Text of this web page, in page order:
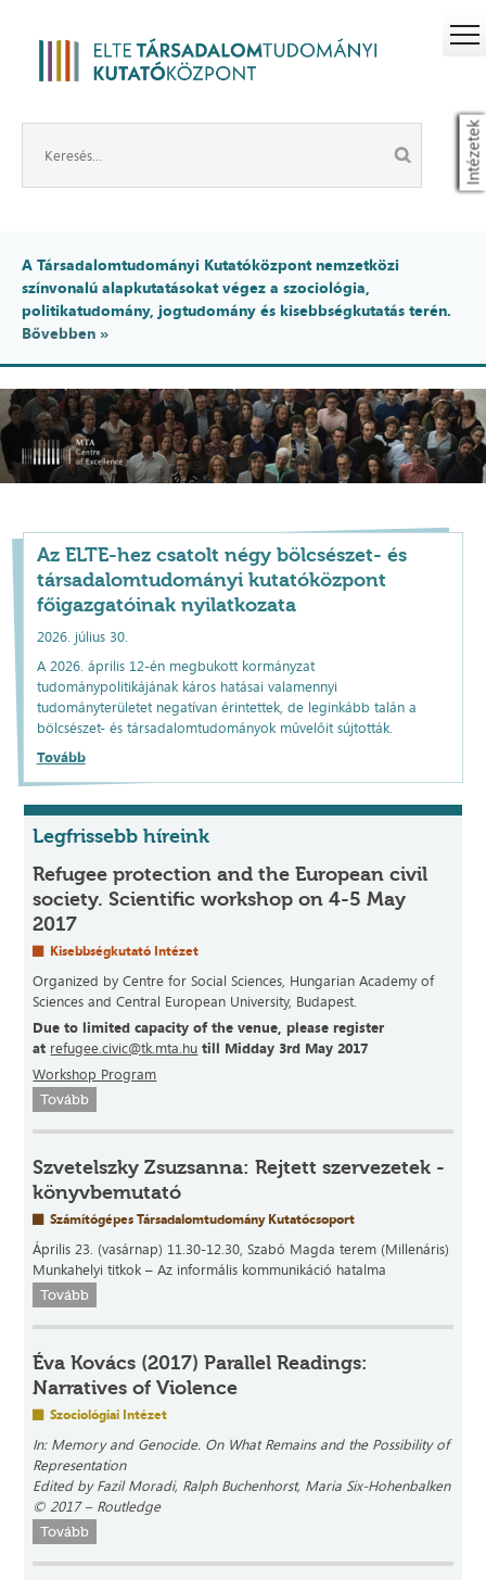
Intézetek
A Társadalomtudományi Kutatóközpont nemzetközi
színvonalú alapkutatásokat végez a szociológia,
politikatudomány, jogtudomány és kisebbségkutatás terén.
Bővebben »
Az ELTE-hez csatolt négy bölcsészet- és
társadalomtudományi kutatóközpont
főigazgatóinak nyilatkozata
2026. július 30.
A 2026. április 12-én megbukott kormányzat
tudománypolitikájának káros hatásai valamennyi
tudományterületet negatívan érintettek, de leginkább talán a
bölcsészet- és társadalomtudományok művelőit sújtották.
Tovább
Legfrissebb híreink
Refugee protection and the European civil
society. Scientific workshop on 4-5 May
2017
Kisebbségkutató Intézet
Organized by Centre for Social Sciences, Hungarian Academy of
Sciences and Central European University, Budapest.
Due to limited capacity of the venue, please register
at refugee.civic@tk.mta.hu till Midday 3rd May 2017
Workshop Program
Tovább
Szvetelszky Zsuzsanna: Rejtett szervezetek -
könyvbemutató
Számítógépes Társadalomtudomány Kutatócsoport
Április 23. (vasárnap) 11.30-12.30, Szabó Magda terem (Millenáris)
Munkahelyi titkok – Az informális kommunikáció hatalma
Tovább
Éva Kovács (2017) Parallel Readings:
Narratives of Violence
Szociológiai Intézet
In: Memory and Genocide. On What Remains and the Possibility of
Representation
Edited by Fazil Moradi, Ralph Buchenhorst, Maria Six-Hohenbalken
© 2017 – Routledge
Tovább